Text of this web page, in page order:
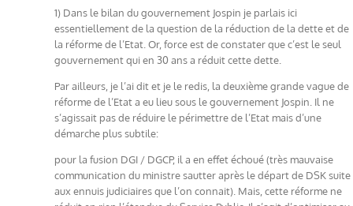
1) Dans le bilan du gouvernement Jospin je parlais ici
essentiellement de la question de la réduction de la dette et de
la réforme de l’Etat. Or, force est de constater que c’est le seul
gouvernement qui en 30 ans a réduit cette dette.
Par ailleurs, je l’ai dit et je le redis, la deuxième grande vague de
réforme de l’Etat a eu lieu sous le gouvernement Jospin. Il ne
s’agissait pas de réduire le périmettre de l’Etat mais d’une
démarche plus subtile:
pour la fusion DGI / DGCP, il a en effet échoué (très mauvaise
communication du ministre sautter après le départ de DSK suite
aux ennuis judiciaires que l’on connait). Mais, cette réforme ne